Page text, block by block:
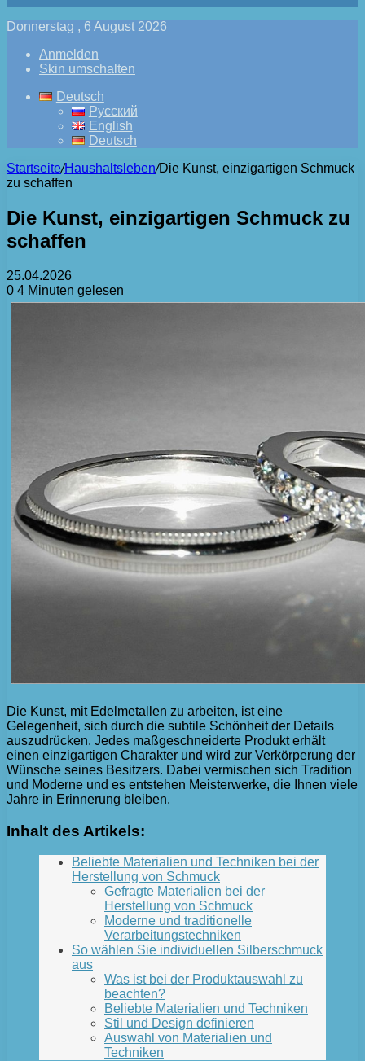
Donnerstag , 6 August 2026
Anmelden
Skin umschalten
Deutsch
Русский
English
Deutsch
Startseite/Haushaltsleben/Die Kunst, einzigartigen Schmuck
zu schaffen
Die Kunst, einzigartigen Schmuck zu
schaffen
25.04.2026
0 4 Minuten gelesen
Die Kunst, mit Edelmetallen zu arbeiten, ist eine
Gelegenheit, sich durch die subtile Schönheit der Details
auszudrücken. Jedes maßgeschneiderte Produkt erhält
einen einzigartigen Charakter und wird zur Verkörperung der
Wünsche seines Besitzers. Dabei vermischen sich Tradition
und Moderne und es entstehen Meisterwerke, die Ihnen viele
Jahre in Erinnerung bleiben.
Inhalt des Artikels:
Beliebte Materialien und Techniken bei der
Herstellung von Schmuck
Gefragte Materialien bei der
Herstellung von Schmuck
Moderne und traditionelle
Verarbeitungstechniken
So wählen Sie individuellen Silberschmuck
aus
Was ist bei der Produktauswahl zu
beachten?
Beliebte Materialien und Techniken
Stil und Design definieren
Auswahl von Materialien und
Techniken